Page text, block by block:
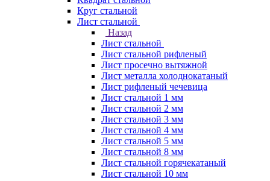
Круг стальной
Лист стальной
Назад
Лист стальной
Лист стальной рифленый
Лист просечно вытяжной
Лист металла холоднокатаный
Лист рифленый чечевица
Лист стальной 1 мм
Лист стальной 2 мм
Лист стальной 3 мм
Лист стальной 4 мм
Лист стальной 5 мм
Лист стальной 8 мм
Лист стальной горячекатаный
Лист стальной 10 мм